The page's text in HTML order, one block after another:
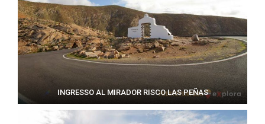
INGRESSO AL MIRADOR RISCO LAS PEÑAS